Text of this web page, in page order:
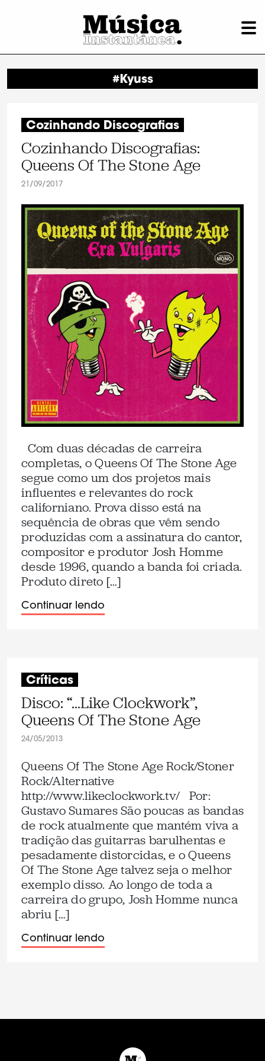
#Kyuss
Cozinhando Discografias
Cozinhando Discografias:
Queens Of The Stone Age
21/09/2017
Com duas décadas de carreira
completas, o Queens Of The Stone Age
segue como um dos projetos mais
influentes e relevantes do rock
californiano. Prova disso está na
sequência de obras que vêm sendo
produzidas com a assinatura do cantor,
compositor e produtor Josh Homme
desde 1996, quando a banda foi criada.
Produto direto […]
Continuar lendo
Críticas
Disco: “…Like Clockwork”,
Queens Of The Stone Age
24/05/2013
Queens Of The Stone Age Rock/Stoner
Rock/Alternative
http://www.likeclockwork.tv/ Por:
Gustavo Sumares São poucas as bandas
de rock atualmente que mantém viva a
tradição das guitarras barulhentas e
pesadamente distorcidas, e o Queens
Of The Stone Age talvez seja o melhor
exemplo disso. Ao longo de toda a
carreira do grupo, Josh Homme nunca
abriu […]
Continuar lendo